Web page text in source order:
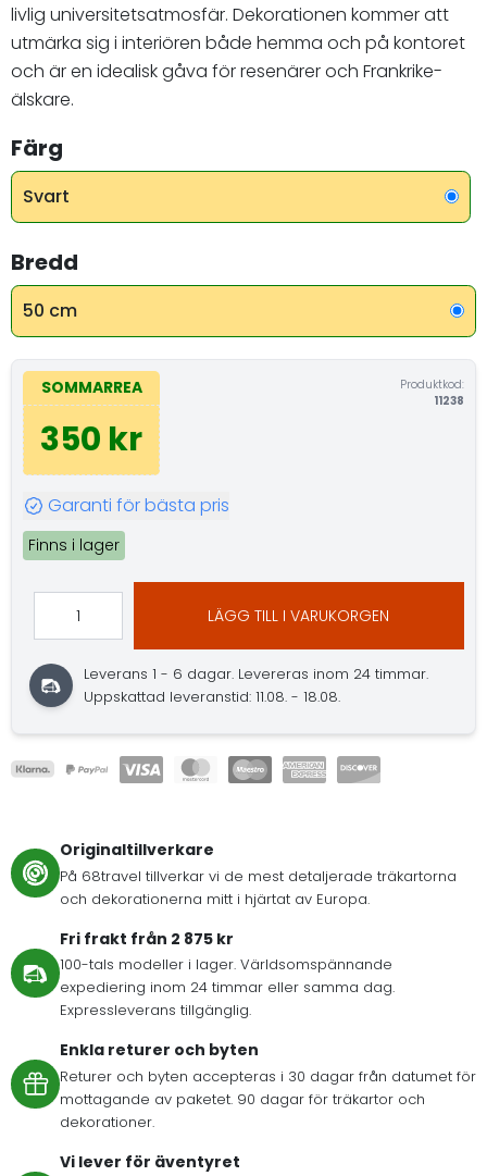
livlig universitetsatmosfär. Dekorationen kommer att
utmärka sig i interiören både hemma och på kontoret
och är en idealisk gåva för resenärer och Frankrike-
älskare.
Färg
Svart
Bredd
50 cm
SOMMARREA
350 kr
Produktkod:
11238
Garanti för bästa pris
Finns i lager
LÄGG TILL I VARUKORGEN
Leverans 1 - 6 dagar. Levereras inom 24 timmar.
Uppskattad leveranstid: 11.08. - 18.08.
Originaltillverkare
På 68travel tillverkar vi de mest detaljerade träkartorna
och dekorationerna mitt i hjärtat av Europa.
Fri frakt från 2 875 kr
100-tals modeller i lager. Världsomspännande
expediering inom 24 timmar eller samma dag.
Expressleverans tillgänglig.
Enkla returer och byten
Returer och byten accepteras i 30 dagar från datumet för
mottagande av paketet. 90 dagar för träkartor och
dekorationer.
Vi lever för äventyret